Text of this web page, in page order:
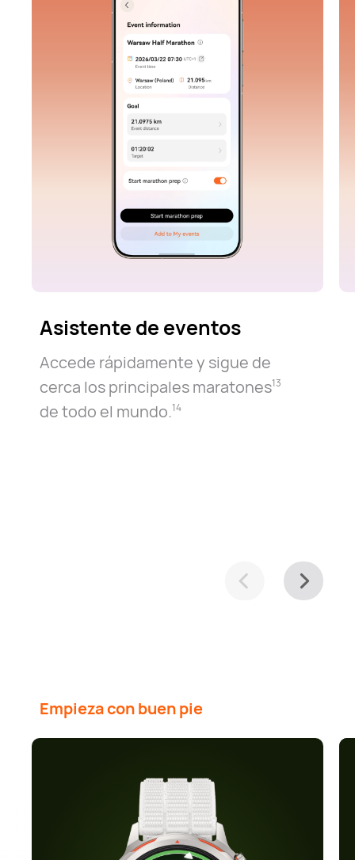
Asistente de eventos
Accede rápidamente y sigue de
cerca los principales maratones⁠13
de todo el mundo.⁠14
Empieza con buen pie